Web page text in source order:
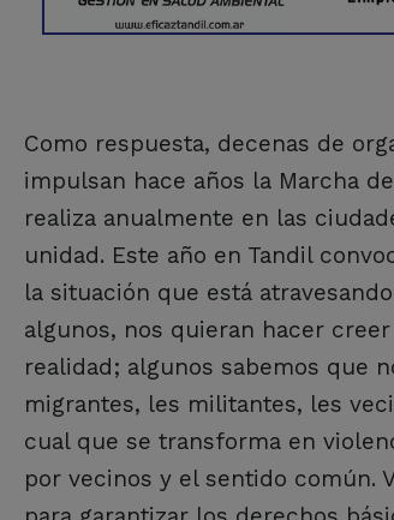
Como respuesta, decenas de
impulsan hace años la Marcha
realiza anualmente en las
unidad. Este año en Tandil
la situación que está
algunos, nos quieran hacer
realidad; algunos sabemos que
migrantes, les militantes, les
cual que se transforma en
por vecinos y el sentido común.